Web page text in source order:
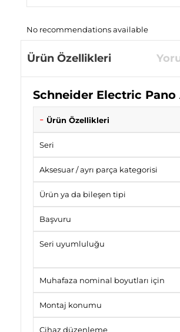
No recommendations available
Ürün Özellikleri
Schneider Electric Pano
Ürün Özellikleri
Seri
Aksesuar / ayrı parça kategorisi
Ürün ya da bileşen tipi
Başvuru
Seri uyumluluğu
Muhafaza nominal boyutları için
Montaj konumu
Cihaz düzenleme